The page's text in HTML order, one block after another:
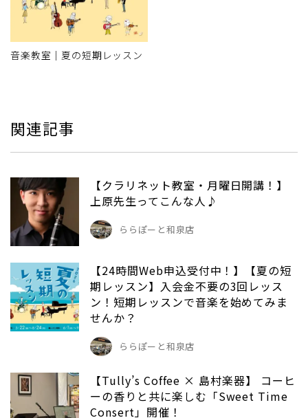
音楽教室｜夏の短期レッスン
関連記事
【クラリネット教室・月曜日開講！】
上原先生ってこんな人♪
ららぽーと和泉店
【24時間Web申込受付中！】【夏の短
期レッスン】入会金不要の3回レッス
ン！短期レッスンで音楽を始めてみま
せんか？
ららぽーと和泉店
【Tully’s Coffee × 島村楽器】 コーヒ
ーの香りと共に楽しむ「Sweet Time
Consert」開催！